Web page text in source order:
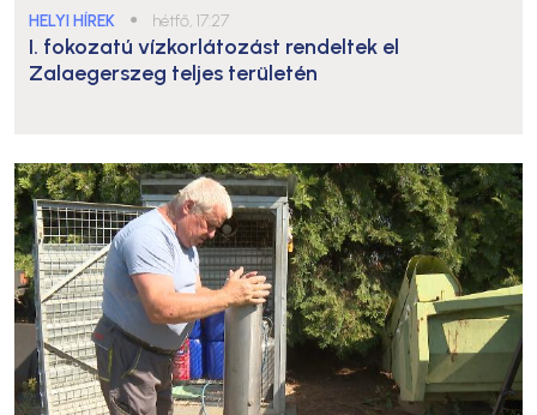
HELYI HÍREK ● hétfő, 17:27
I. fokozatú vízkorlátozást rendeltek el
Zalaegerszeg teljes területén